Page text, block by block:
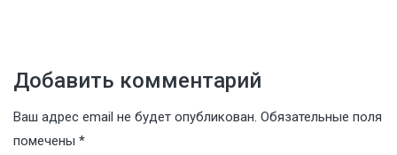
Добавить комментарий
Ваш адрес email не будет опубликован. Обязательные поля
помечены *